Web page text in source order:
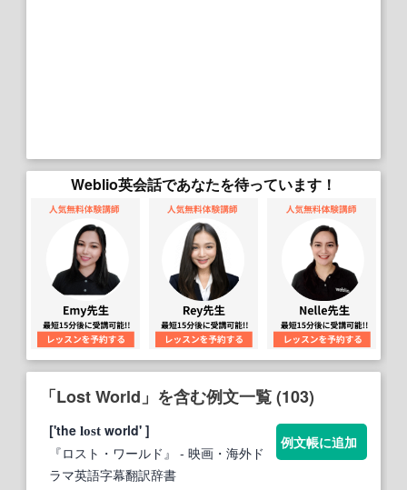
Weblio英会話であなたを待っています！
「Lost World」を含む例文一覧 (103)
['the lost world' ]
『ロスト・ワールド』 - 映画・海外ド
ラマ英語字幕翻訳辞書
例文帳に追加